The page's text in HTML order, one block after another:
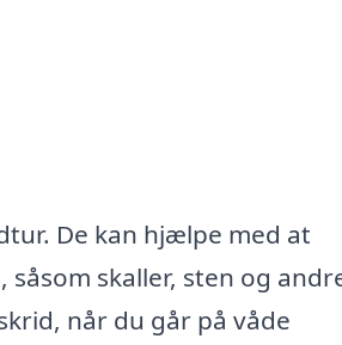
De kan hjælpe med at
skaller, sten og
når du går på våde